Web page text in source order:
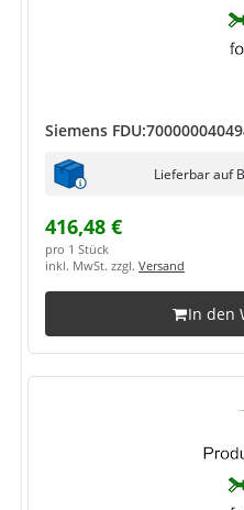
Siemens
Lieferbar auf
416,48 €
pro 1 Stück
inkl. MwSt. zzgl. Versand
In den